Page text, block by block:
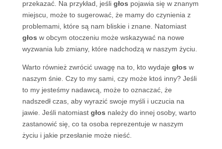
przekazać. Na przykład, jeśli głos pojawia się w znanym
miejscu, może to sugerować, że mamy do czynienia z
problemami, które są nam bliskie i znane. Natomiast
głos w obcym otoczeniu może wskazywać na nowe
wyzwania lub zmiany, które nadchodzą w naszym życiu.
Warto również zwrócić uwagę na to, kto wydaje głos w
naszym śnie. Czy to my sami, czy może ktoś inny? Jeśli
to my jesteśmy nadawcą, może to oznaczać, że
nadszedł czas, aby wyrazić swoje myśli i uczucia na
jawie. Jeśli natomiast głos należy do innej osoby, warto
zastanowić się, co ta osoba reprezentuje w naszym
życiu i jakie przesłanie może nieść.